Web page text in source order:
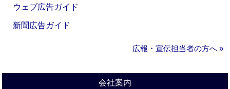
ウェブ広告ガイド
新聞広告ガイド
広報・宣伝担当者の方へ »
会社案内